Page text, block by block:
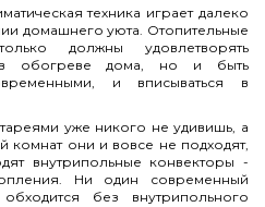
техника играет далеко
домашнего уюта. Отопительные
должны удовлетворять
в обогреве дома, но и быть
и вписываться в
уже никого не удивишь, а
комнат они и вовсе не подходят,
внутрипольные конвекторы -
Ни один современный
без внутрипольного